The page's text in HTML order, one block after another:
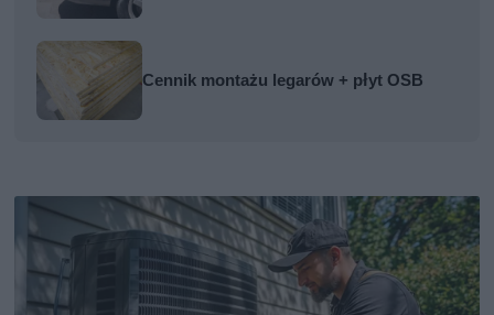
Cennik montażu legarów + płyt OSB